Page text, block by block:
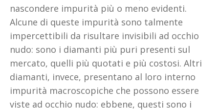
nascondere impurità più o meno evidenti.
Alcune di queste impurità sono talmente
impercettibili da risultare invisibili ad occhio
nudo: sono i diamanti più puri presenti sul
mercato, quelli più quotati e più costosi. Altri
diamanti, invece, presentano al loro interno
impurità macroscopiche che possono essere
viste ad occhio nudo: ebbene, questi sono i